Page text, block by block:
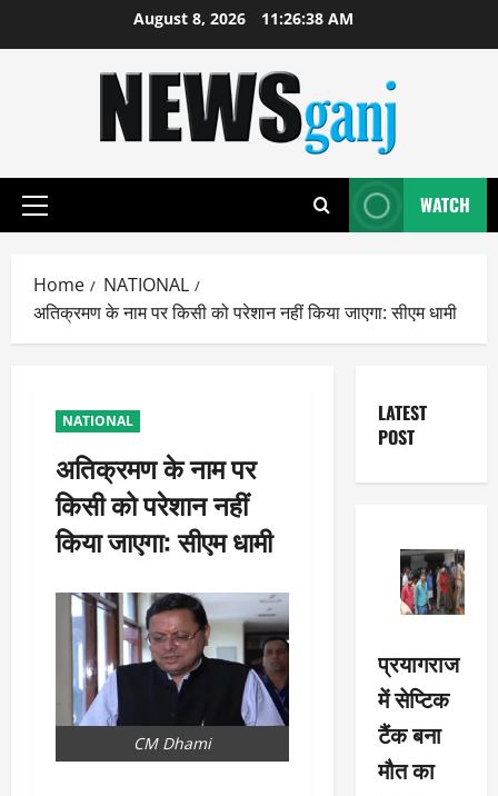
August 8, 2026 11:26:38 AM
Primary
WATCH
Home
NATIONAL
अतिक्रमण के नाम पर किसी को परेशान नहीं किया जाएगा: सीएम धामी
NATIONAL
अतिक्रमण के नाम पर
किसी को परेशान नहीं
किया जाएगा: सीएम धामी
CM Dhami
LATEST
POST
प्रयागराज
में सेप्टिक
टैंक बना
मौत का